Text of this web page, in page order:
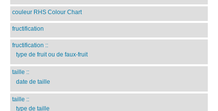
couleur RHS Colour Chart
fructification
fructification ::
type de fruit ou de faux-fruit
taille ::
date de taille
taille ::
type de taille